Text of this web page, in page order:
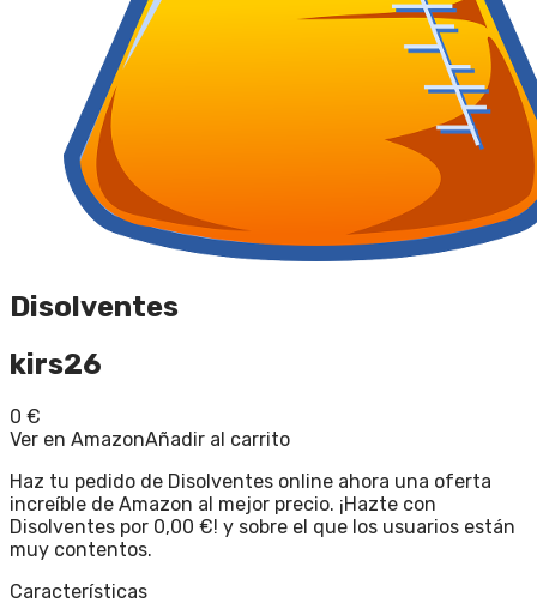
Disolventes
kirs26
0 €
Ver en AmazonAñadir al carrito
Haz tu pedido de Disolventes online ahora una oferta
increíble de Amazon al mejor precio. ¡Hazte con
Disolventes por 0,00 €! y sobre el que los usuarios están
muy contentos.
Características